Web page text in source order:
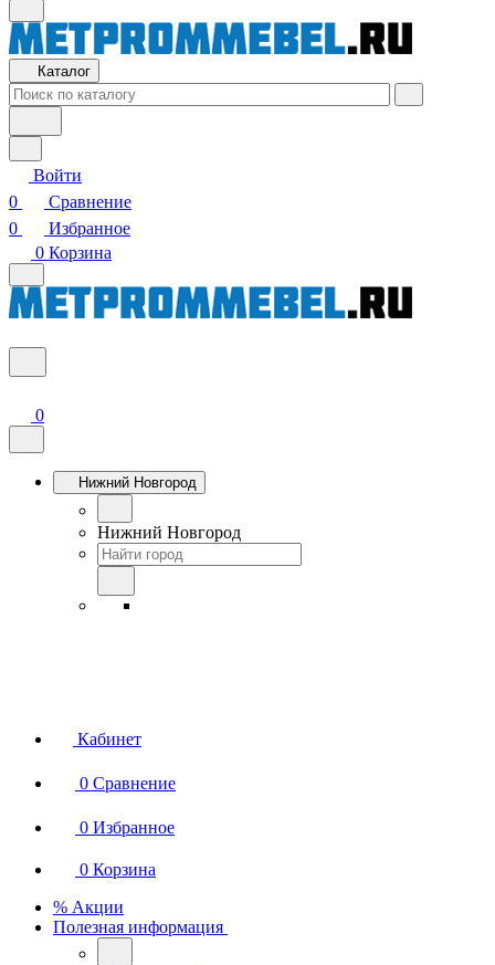
Каталог
Войти
0
Сравнение
0
Избранное
0 Корзина
0
Нижний Новгород
Нижний Новгород
Кабинет
0 Сравнение
0 Избранное
0 Корзина
% Акции
Полезная информация